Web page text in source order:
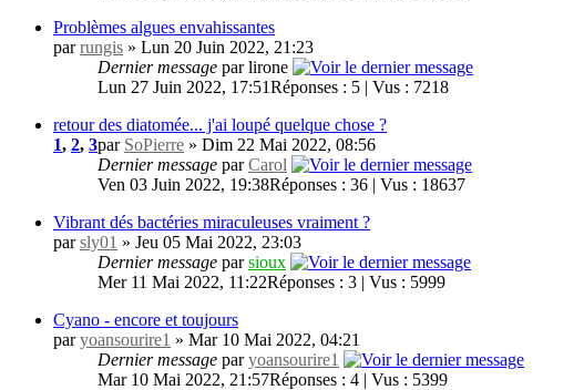
Problèmes algues envahissantes
parrungis » Lun 20 Juin 2022, 21:23
Dernier message par lirone
Lun 27 Juin 2022, 17:51Réponses : 5 | Vus : 7218
retour des diatomée... j'ai loupé quelque chose ?
1, 2, 3par SoPierre » Dim 22 Mai 2022, 08:56
Dernier message parCarol
Ven 03 Juin 2022, 19:38Réponses : 36 | Vus : 18637
Vibrant dés bactéries miraculeuses vraiment ?
parsly01 » Jeu 05 Mai 2022, 23:03
Dernier message parsioux
Mer 11 Mai 2022, 11:22Réponses : 3 | Vus : 5999
Cyano - encore et toujours
paryoansourire1 » Mar 10 Mai 2022, 04:21
Dernier message paryoansourire1
Mar 10 Mai 2022, 21:57Réponses : 4 | Vus : 5399